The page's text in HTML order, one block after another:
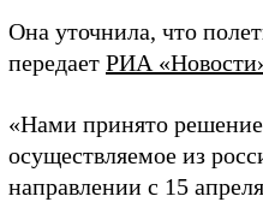
Она уточнила, что
передает РИА
«Нами принято решение
осуществляемое из
направлении с 15